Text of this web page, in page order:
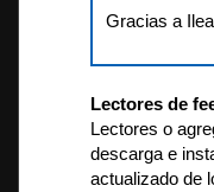
Gracias a
Lectores de
Lectores o
descarga e
actualizado de